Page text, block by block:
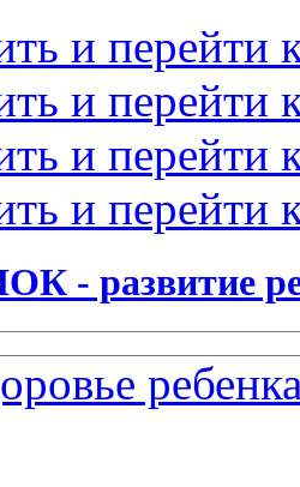
и перейти
и перейти
и перейти
и перейти
развитие